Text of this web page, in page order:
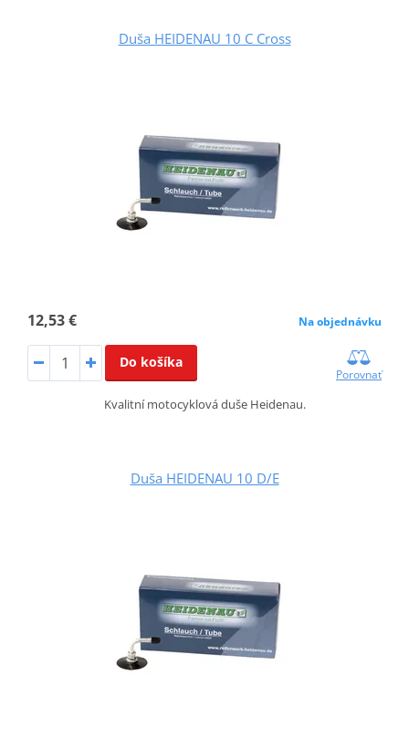
Duša HEIDENAU 10 C Cross
12,53 € Na objednávku
Do košíka
Porovnať
Kvalitní motocyklová duše Heidenau.
Duša HEIDENAU 10 D/E